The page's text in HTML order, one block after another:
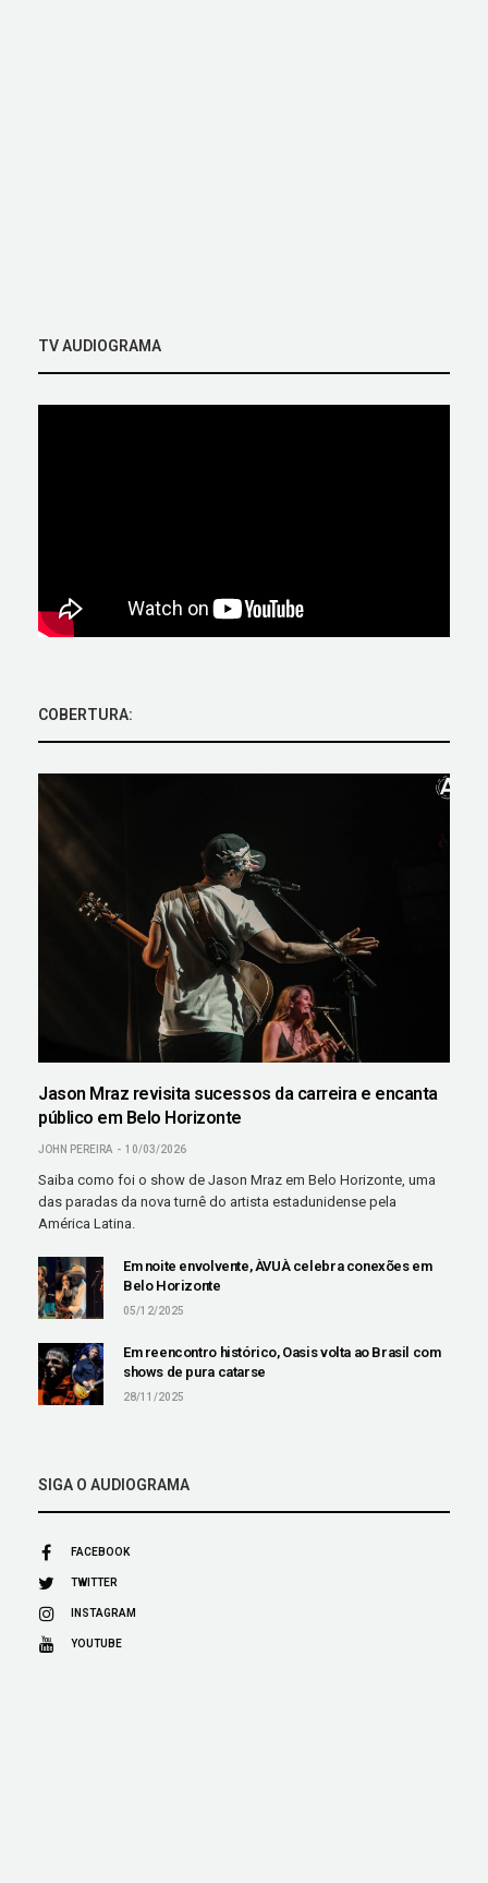
TV AUDIOGRAMA
COBERTURA:
Jason Mraz revisita sucessos da carreira e encanta
público em Belo Horizonte
JOHN PEREIRA 10/03/2026
Saiba como foi o show de Jason Mraz em Belo Horizonte, uma
das paradas da nova turnê do artista estadunidense pela
América Latina.
Em noite envolvente, ÀVUÀ celebra conexões em
Belo Horizonte
05/12/2025
Em reencontro histórico, Oasis volta ao Brasil com
shows de pura catarse
28/11/2025
SIGA O AUDIOGRAMA
FACEBOOK
TWITTER
INSTAGRAM
YOUTUBE